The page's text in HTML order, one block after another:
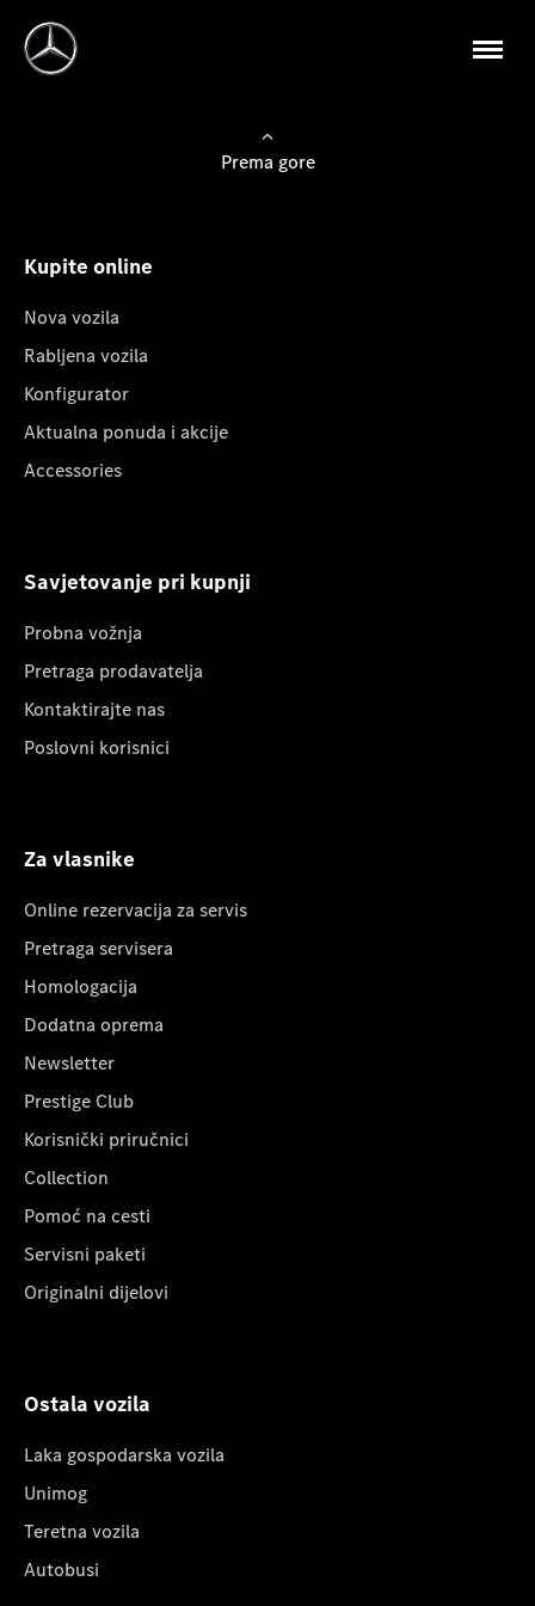
Prema gore
Kupite online
Nova vozila
Rabljena vozila
Konfigurator
Aktualna ponuda i akcije
Accessories
Savjetovanje pri kupnji
Probna vožnja
Pretraga prodavatelja
Kontaktirajte nas
Poslovni korisnici
Za vlasnike
Online rezervacija za servis
Pretraga servisera
Homologacija
Dodatna oprema
Newsletter
Prestige Club
Korisnički priručnici
Collection
Pomoć na cesti
Servisni paketi
Originalni dijelovi
Ostala vozila
Laka gospodarska vozila
Unimog
Teretna vozila
Autobusi